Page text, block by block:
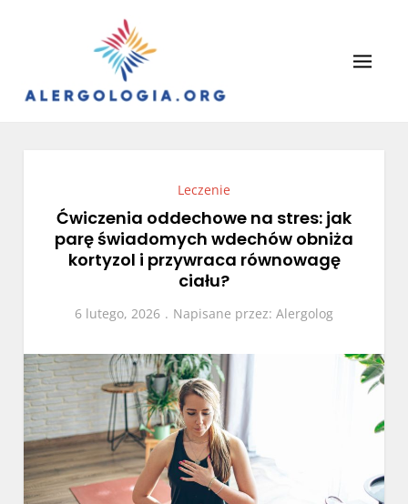
Leczenie
Ćwiczenia oddechowe na stres: jak
parę świadomych wdechów obniża
kortyzol i przywraca równowagę
ciału?
6 lutego, 2026 Napisane przez: Alergolog